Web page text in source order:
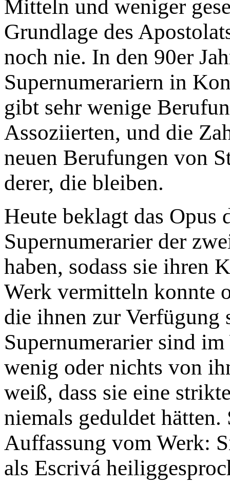
Mitteln und weniger
Grundlage des
noch nie. In den 90er
Supernumerariern in
gibt sehr wenige
Assoziierten, und die
neuen Berufungen von
derer, die bleiben.
Heute beklagt das Opus
Supernumerarier der
haben, sodass sie ihren
Werk vermitteln konnte
die ihnen zur Verfügung
Supernumerarier sind
wenig oder nichts von
weiß, dass sie eine
niemals geduldet hätten.
Auffassung vom Werk:
als Escrivá